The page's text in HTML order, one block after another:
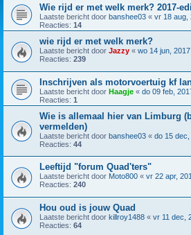
Wie rijd er met welk merk? 2017-
Laatste bericht door banshee03 « vr 18 aug,
Reacties: 14
wie rijd er met welk merk?
Laatste bericht door Jazzy « wo 14 jun,
Reacties: 239
Inschrijven als motorvoertuig kf
Laatste bericht door Haagje « do 09 feb,
Reacties: 1
Wie is allemaal hier van Limburg
vermelden)
Laatste bericht door banshee03 « do 15
Reacties: 44
Leeftijd "forum Quad'ters"
Laatste bericht door Moto800 « vr 22 apr,
Reacties: 240
Hou oud is jouw Quad
Laatste bericht door killroy1488 « vr 11 dec,
Reacties: 64